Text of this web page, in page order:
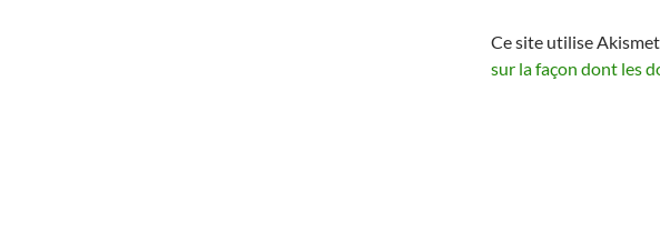
Ce site utilise
sur la façon dont les